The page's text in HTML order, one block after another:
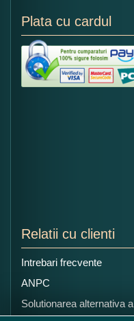
Plata cu cardul
Relatii cu clienti
Intrebari frecvente
ANPC
Solutionarea alternativa a